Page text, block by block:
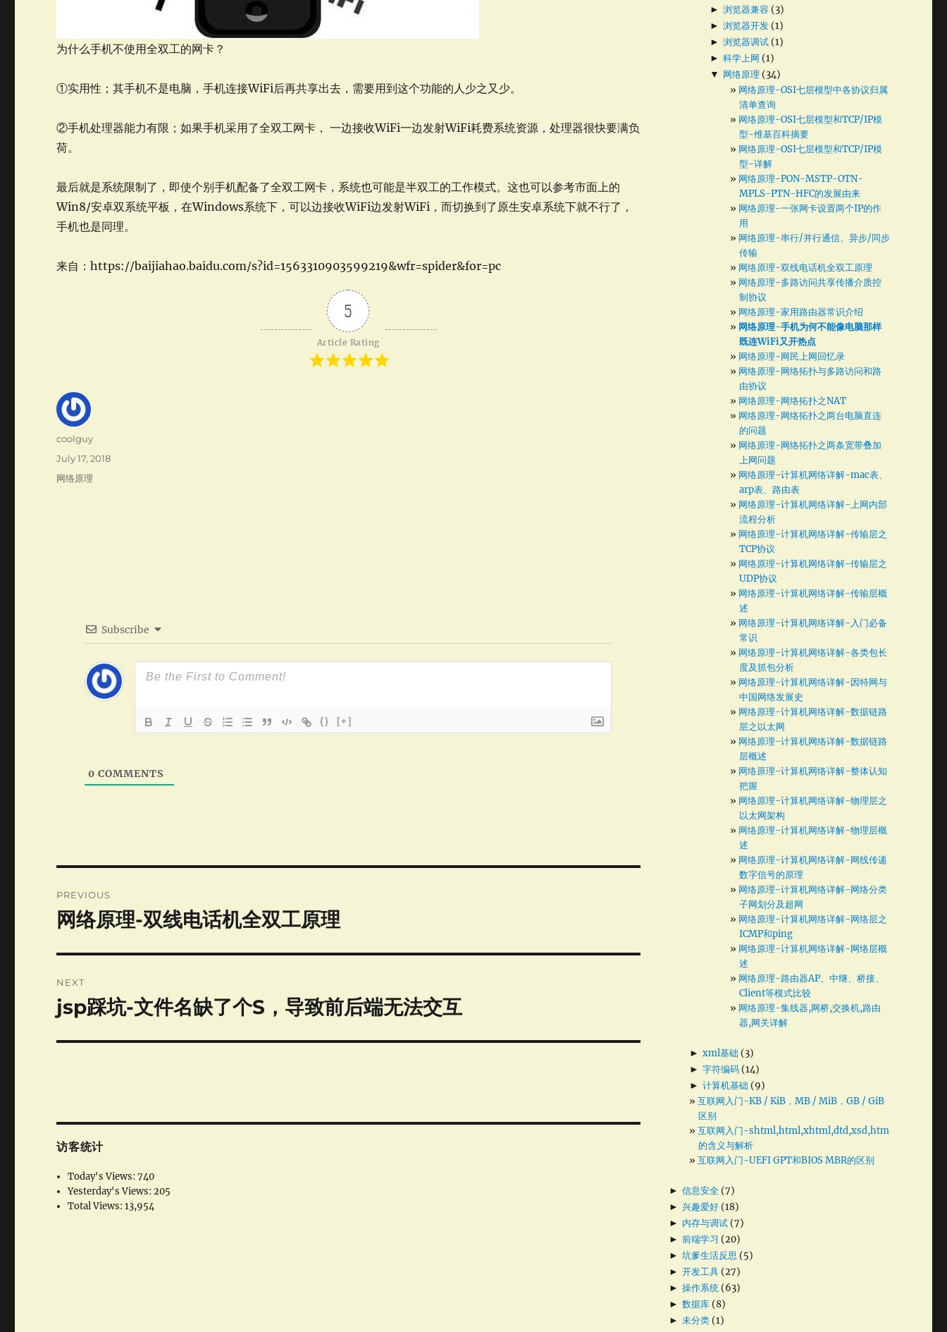
为什么手机不使用全双工的网卡？
①实用性；其手机不是电脑，手机连接WiFi后再共享出去，需要用到这个功能的人少之又少。
②手机处理器能力有限；如果手机采用了全双工网卡， 一边接收WiFi一边发射WiFi耗费系统资源，处理器很快要满负
荷。
最后就是系统限制了，即使个别手机配备了全双工网卡，系统也可能是半双工的工作模式。这也可以参考市面上的
Win8/安卓双系统平板，在Windows系统下，可以边接收WiFi边发射WiFi，而切换到了原生安卓系统下就不行了，
手机也是同理。
来自：https://baijiahao.baidu.com/s?id=1563310903599219&wfr=spider&for=pc
5
Article Rating
Author
coolguy
Posted
on
July 17, 2018
Categories
网络原理
Subscribe
{} [+]
0 COMMENTS
navigation
PREVIOUS
Previous
网络原理-双线电话机全双工原理
NEXT
Next
jsp踩坑-文件名缺了个S，导致前后端无法交互
访客统计
Today's Views:740
Yesterday's Views:205
Total Views:13,954
► 浏览器兼容 (3)
► 浏览器开发 (1)
► 浏览器调试 (1)
► 科学上网 (1)
▼ 网络原理 (34)
网络原理-OSI七层模型中各协议归属
清单查询
网络原理-OSI七层模型和TCP/IP模
型-维基百科摘要
网络原理-OSI七层模型和TCP/IP模
型-详解
网络原理-PON-MSTP-OTN-
MPLS-PTN-HFC的发展由来
网络原理-一张网卡设置两个IP的作
用
网络原理-串行/并行通信、异步/同步
传输
网络原理-双线电话机全双工原理
网络原理-多路访问共享传播介质控
制协议
网络原理-家用路由器常识介绍
网络原理-手机为何不能像电脑那样
既连WiFi又开热点
网络原理-网民上网回忆录
网络原理-网络拓扑与多路访问和路
由协议
网络原理-网络拓扑之NAT
网络原理-网络拓扑之两台电脑直连
的问题
网络原理-网络拓扑之两条宽带叠加
上网问题
网络原理-计算机网络详解-mac表、
arp表、路由表
网络原理-计算机网络详解-上网内部
流程分析
网络原理-计算机网络详解-传输层之
TCP协议
网络原理-计算机网络详解-传输层之
UDP协议
网络原理-计算机网络详解-传输层概
述
网络原理-计算机网络详解-入门必备
常识
网络原理-计算机网络详解-各类包长
度及抓包分析
网络原理-计算机网络详解-因特网与
中国网络发展史
网络原理-计算机网络详解-数据链路
层之以太网
网络原理-计算机网络详解-数据链路
层概述
网络原理-计算机网络详解-整体认知
把握
网络原理-计算机网络详解-物理层之
以太网架构
网络原理-计算机网络详解-物理层概
述
网络原理-计算机网络详解-网线传递
数字信号的原理
网络原理-计算机网络详解-网络分类
子网划分及超网
网络原理-计算机网络详解-网络层之
ICMP和ping
网络原理-计算机网络详解-网络层概
述
网络原理-路由器AP、中继、桥接、
Client等模式比较
网络原理-集线器,网桥,交换机,路由
器,网关详解
► xml基础 (3)
► 字符编码(14)
► 计算机基础 (9)
互联网入门-KB / KiB，MB / MiB，GB / GiB
区别
互联网入门-shtml,html,xhtml,dtd,xsd,htm
的含义与解析
互联网入门-UEFI GPT和BIOS MBR的区别
► 信息安全(7)
► 兴趣爱好(18)
► 内存与调试(7)
► 前端学习 (20)
► 坑爹生活反思 (5)
► 开发工具(27)
► 操作系统(63)
► 数据库(8)
► 未分类(1)